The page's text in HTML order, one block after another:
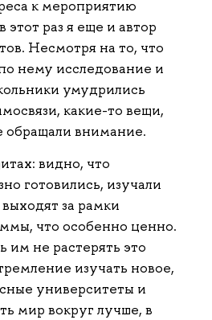
к мероприятию
этот раз я еще и автор
Несмотря на то, что
нему исследование и
умудрились
какие-то вещи,
обращали внимание.
видно, что
готовились, изучали
за рамки
что особенно ценно.
им не растерять это
изучать новое,
университеты и
мир вокруг лучше, в